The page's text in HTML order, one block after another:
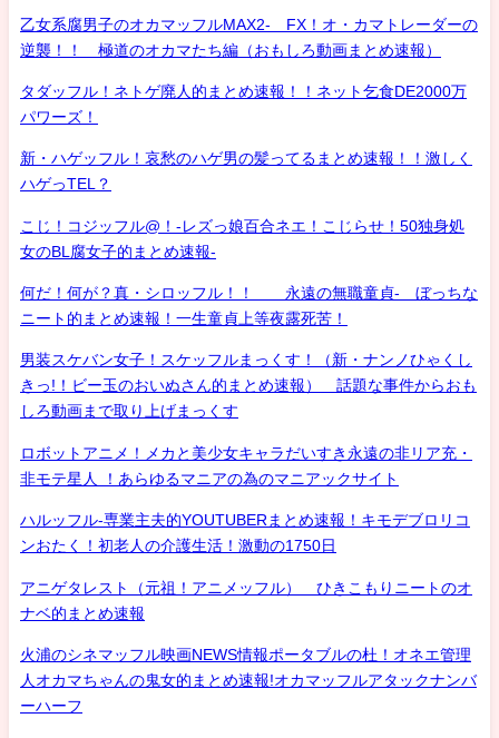
乙女系腐男子のオカマッフルMAX2- FX！オ・カマトレーダーの
逆襲！！ 極道のオカマたち編（おもしろ動画まとめ速報）
タダッフル！ネトゲ廃人的まとめ速報！！ネット乞食DE2000万
パワーズ！
新・ハゲッフル！哀愁のハゲ男の髪ってるまとめ速報！！激しく
ハゲっTEL？
こじ！コジッフル@！-レズっ娘百合ネエ！こじらせ！50独身処
女のBL腐女子的まとめ速報-
何だ！何が？真・シロッフル！！ 永遠の無職童貞- ぼっちな
ニート的まとめ速報！一生童貞上等夜露死苦！
男装スケバン女子！スケッフルまっくす！（新・ナンノひゃくし
きっ!！ビー玉のおいぬさん的まとめ速報） 話題な事件からおも
しろ動画まで取り上げまっくす
ロボットアニメ！メカと美少女キャラだいすき永遠の非リア充・
非モテ星人 ！あらゆるマニアの為のマニアックサイト
ハルッフル-専業主夫的YOUTUBERまとめ速報！キモデブロリコ
ンおたく！初老人の介護生活！激動の1750日
アニゲタレスト（元祖！アニメッフル） ひきこもりニートのオ
ナベ的まとめ速報
火浦のシネマッフル映画NEWS情報ポータブルの杜！オネエ管理
人オカマちゃんの鬼女的まとめ速報!オカマッフルアタックナンバ
ーハーフ